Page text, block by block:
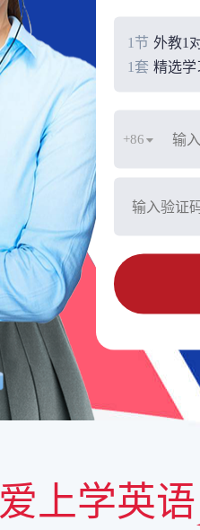
1节 外教1
1套 精选学
+86
爱上学英语